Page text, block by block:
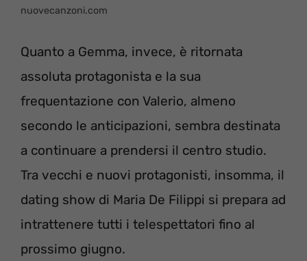
nuovecanzoni.com
Quanto a Gemma, invece, è ritornata
assoluta protagonista e la sua
frequentazione con Valerio, almeno
secondo le anticipazioni, sembra destinata
a continuare a prendersi il centro studio.
Tra vecchi e nuovi protagonisti, insomma, il
dating show di Maria De Filippi si prepara ad
intrattenere tutti i telespettatori fino al
prossimo giugno.